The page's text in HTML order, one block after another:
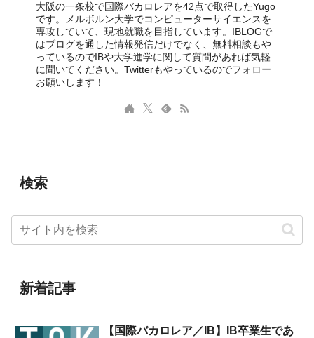
大阪の一条校で国際バカロレアを42点で取得したYugo
です。メルボルン大学でコンピューターサイエンスを
専攻していて、現地就職を目指しています。IBLOGで
はブログを通した情報発信だけでなく、無料相談もや
っているのでIBや大学進学に関して質問があれば気軽
に聞いてください。Twitterもやっているのでフォロー
お願いします！
検索
新着記事
【国際バカロレア／IB】IB卒業生であ